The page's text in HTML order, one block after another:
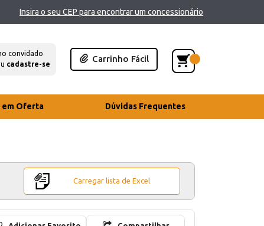
Insira o seu CEP para encontrar um concessionário
convidado
cadastre-se
Carrinho Fácil
em Oferta Dúvidas Frequentes
Carregar lista de Excel